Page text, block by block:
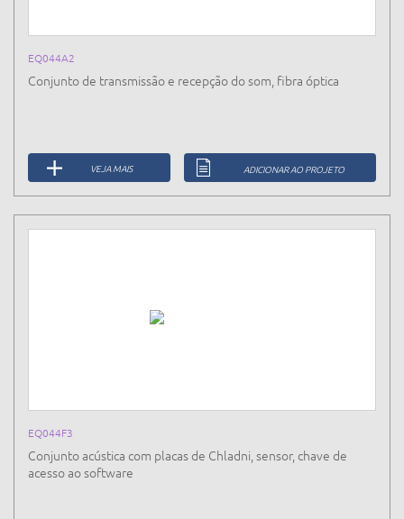
EQ044A2
Conjunto de transmissão e recepção do som, fibra óptica
VEJA MAIS ADICIONAR AO PROJETO
EQ044F3
Conjunto acústica com placas de Chladni, sensor, chave de
acesso ao software